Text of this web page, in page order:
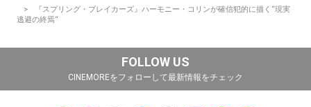
『スプリング・ブレイカーズ』ハーモニー・コリンが確信犯的に描く“現実
逃避の終焉“
FOLLOW US
CINEMOREをフォローして最新情報をチェック